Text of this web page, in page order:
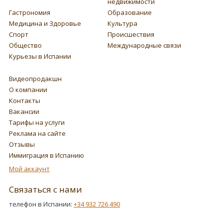
Гастрономия
Образование
Медицина и Здоровье
Культура
Спорт
Происшествия
Общество
Международные связи
Курьезы в Испании
Видеопродакшн
О компании
Контакты
Вакансии
Тарифы на услуги
Реклама на сайте
Отзывы
Иммиграция в Испанию
Мой аккаунт
Связаться с нами
телефон в Испании: +34 932 726 490